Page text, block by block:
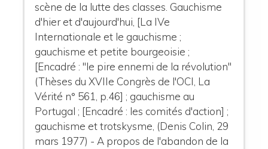
scène de la lutte des classes. Gauchisme
d'hier et d'aujourd'hui, [La IVe
Internationale et le gauchisme ;
gauchisme et petite bourgeoisie ;
[Encadré : "le pire ennemi de la révolution"
(Thèses du XVIIe Congrès de l'OCI, La
Vérité n° 561, p.46] ; gauchisme au
Portugal ; [Encadré : les comités d'action] ;
gauchisme et trotskysme, (Denis Colin, 29
mars 1977) - A propos de l'abandon de la